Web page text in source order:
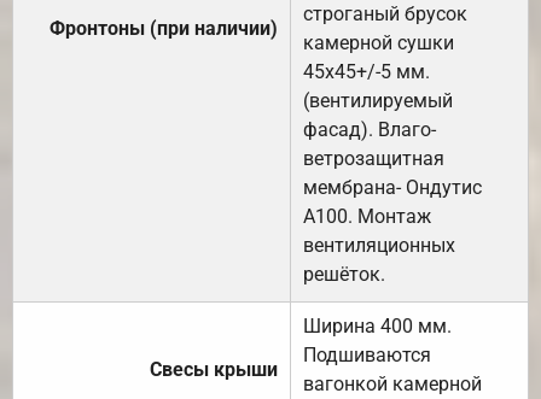
Фронтоны (при наличии)
строганый брусок
камерной сушки
45х45+/-5 мм.
(вентилируемый
фасад). Влаго-
ветрозащитная
мембрана- Ондутис
А100. Монтаж
вентиляционных
решёток.
Свесы крыши
Ширина 400 мм.
Подшиваются
вагонкой камерной